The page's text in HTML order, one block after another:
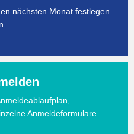
nächsten Monat festlegen.
Anmeldeformulare